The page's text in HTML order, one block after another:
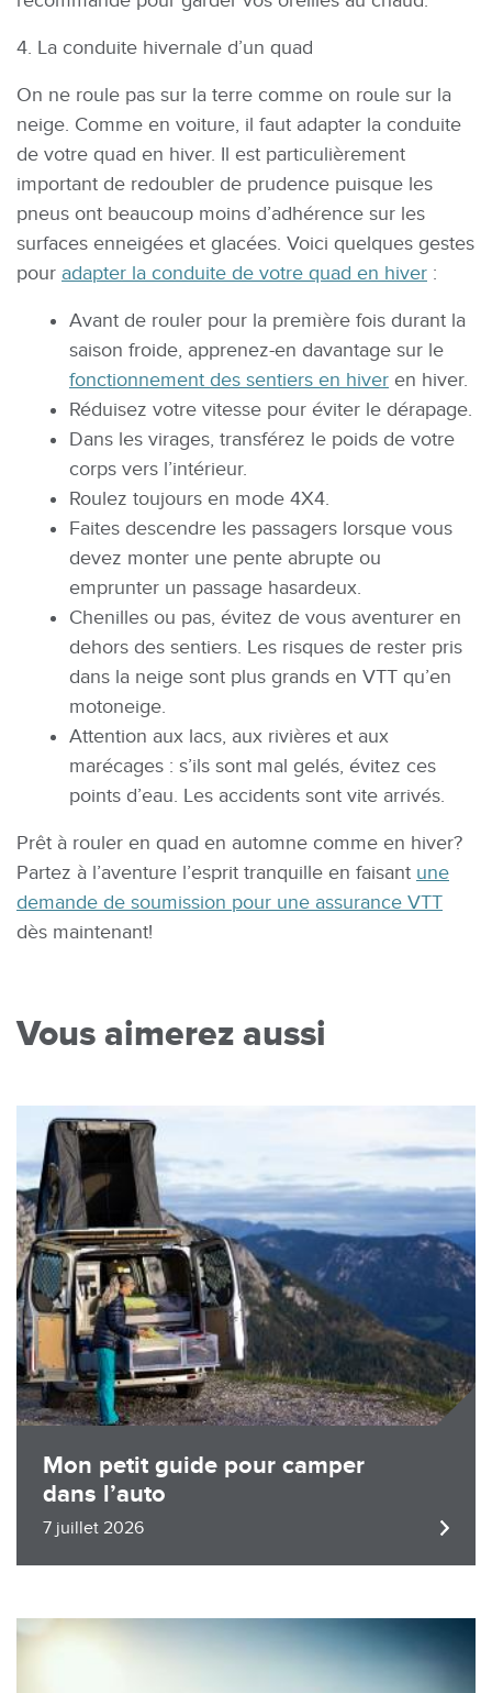
4. La conduite hivernale d’un quad
On ne roule pas sur la terre comme on roule sur la
neige. Comme en voiture, il faut adapter la conduite
de votre quad en hiver. Il est particulièrement
important de redoubler de prudence puisque les
pneus ont beaucoup moins d’adhérence sur les
surfaces enneigées et glacées. Voici quelques gestes
pour adapter la conduite de votre quad en hiver :
Avant de rouler pour la première fois durant la
saison froide, apprenez-en davantage sur le
fonctionnement des sentiers en hiver en hiver.
Réduisez votre vitesse pour éviter le dérapage.
Dans les virages, transférez le poids de votre
corps vers l’intérieur.
Roulez toujours en mode 4X4.
Faites descendre les passagers lorsque vous
devez monter une pente abrupte ou
emprunter un passage hasardeux.
Chenilles ou pas, évitez de vous aventurer en
dehors des sentiers. Les risques de rester pris
dans la neige sont plus grands en VTT qu’en
motoneige.
Attention aux lacs, aux rivières et aux
marécages : s’ils sont mal gelés, évitez ces
points d’eau. Les accidents sont vite arrivés.
Prêt à rouler en quad en automne comme en hiver?
Partez à l’aventure l’esprit tranquille en faisant une
demande de soumission pour une assurance VTT
dès maintenant!
Vous aimerez aussi
Image
Mon petit guide pour camper
dans l’auto
7 juillet 2026
Image